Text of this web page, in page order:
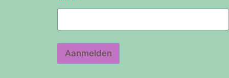
Aanmelden